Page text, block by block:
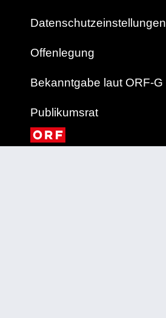
Datenschutzeinstellungen
Offenlegung
Bekanntgabe laut ORF-G
Publikumsrat